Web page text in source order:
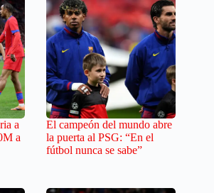
a
a
El campeón del mundo abre
la puerta al PSG: “En el
fútbol nunca se sabe”